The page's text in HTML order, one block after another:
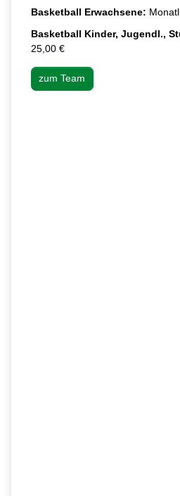
Basketball Erwachsene:
Basketball Kinder, Jugendl.,
25,00 €
zum Team